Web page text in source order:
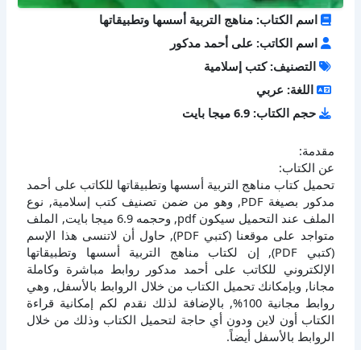
اسم الكتاب: مناهج التربية أسسها وتطبيقاتها
اسم الكاتب: على أحمد مدكور
التصنيف: كتب إسلامية
اللغة: عربي
حجم الكتاب: 6.9 ميجا بايت
مقدمة:
عن الكتاب:
تحميل كتاب مناهج التربية أسسها وتطبيقاتها للكاتب على أحمد
مدكور بصيغة PDF, وهو من ضمن تصنيف كتب إسلامية, نوع
الملف عند التحميل سيكون pdf, وحجمه 6.9 ميجا بايت, الملف
متواجد على موقعنا (كتبي PDF), حاول أن لاتنسى هذا الإسم
(كتبي PDF), إن لكتاب مناهج التربية أسسها وتطبيقاتها
الإلكتروني للكاتب على أحمد مدكور روابط مباشرة وكاملة
مجانا, وبإمكانك تحميل الكتاب من خلال الروابط بالأسفل, وهي
روابط مجانية 100%, بالإضافة لذلك نقدم لكم إمكانية قراءة
الكتاب أون لاين ودون أي حاجة لتحميل الكتاب وذلك من خلال
الروابط بالأسفل أيضاً.